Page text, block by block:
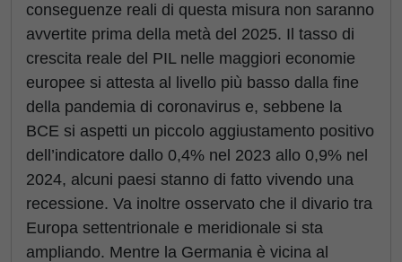
conseguenze reali di questa misura non saranno
avvertite prima della metà del 2025. Il tasso di
crescita reale del PIL nelle maggiori economie
europee si attesta al livello più basso dalla fine
della pandemia di coronavirus e, sebbene la
BCE si aspetti un piccolo aggiustamento positivo
dell’indicatore dallo 0,4% nel 2023 allo 0,9% nel
2024, alcuni paesi stanno di fatto vivendo una
recessione. Va inoltre osservato che il divario tra
Europa settentrionale e meridionale si sta
ampliando. Mentre la Germania è vicina al